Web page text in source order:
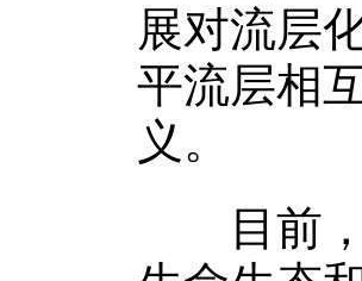
展对流层
平流层相
义。
目前，